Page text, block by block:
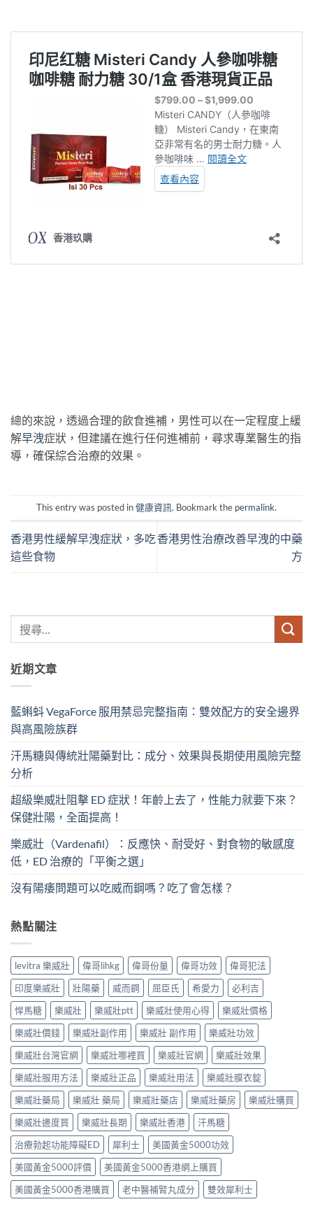
總的來說，透過合理的飲食進補，男性可以在一定程度上緩
解早洩症狀，但建議在進行任何進補前，尋求專業醫生的指
導，確保綜合治療的效果。
This entry was posted in健康資訊. Bookmark the permalink.
香港男性緩解早洩症狀，多吃
這些食物
香港男性治療改善早洩的中藥
方
近期文章
藍蝌蚪 VegaForce 服用禁忌完整指南：雙效配方的安全邊界
與高風險族群
汗馬糖與傳統壯陽藥對比：成分、效果與長期使用風險完整
分析
超級樂威壯阻擊 ED 症狀！年齡上去了，性能力就要下來？
保健壯陽，全面提高！
樂威壯（Vardenafil）：反應快、耐受好、對食物的敏感度
低，ED 治療的「平衡之選」
沒有陽痿問題可以吃威而鋼嗎？吃了會怎樣？
熱點關注
levitra 樂威壯 偉哥lihkg 偉哥份量 偉哥功效
偉哥犯法
印度樂威壯
壯陽藥 威而鋼 屈臣氏 希愛力
必利吉
悍馬糖
樂威壯 樂威壯ptt 樂威壯使用心得
樂威壯價格
樂威壯價錢
樂威壯副作用 樂威壯 副作用
樂威壯功效
樂威壯台灣官網
樂威壯哪裡買 樂威壯官網
樂威壯效果
樂威壯服用方法
樂威壯正品 樂威壯用法
樂威壯膜衣錠
樂威壯藥局
樂威壯 藥局 樂威壯藥店 樂威壯藥房
樂威壯購買
樂威壯邊度買
樂威壯長期 樂威壯香港
汗馬糖
治療勃起功能障礙ED
犀利士
美國黃金5000功效
美國黃金5000評價
美國黃金5000香港網上購買
美國黃金5000香港購買
老中醫補腎丸成分 雙效犀利士